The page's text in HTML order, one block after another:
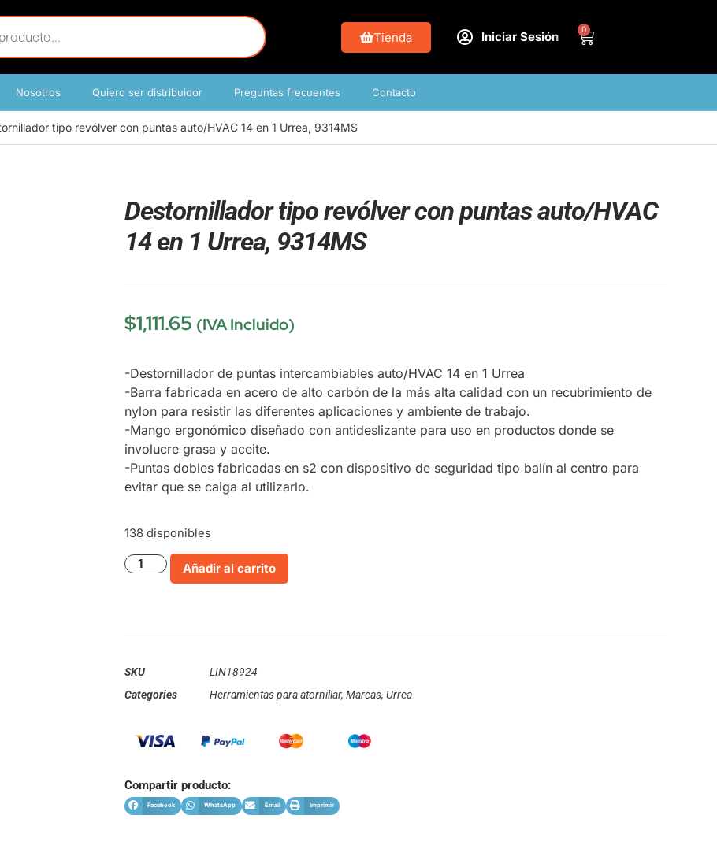
Tienda Iniciar Sesión
0
Nosotros Quiero ser distribuidor Preguntas frecuentes Contacto
tipo revólver con puntas auto/HVAC 14 en 1 Urrea, 9314MS
Destornillador tipo revólver con puntas auto/HVAC
14 en 1 Urrea, 9314MS
$1,111.65 (IVA Incluido)
-Destornillador de puntas intercambiables auto/HVAC 14 en 1 Urrea
-Barra fabricada en acero de alto carbón de la más alta calidad con un recubrimiento de
nylon para resistir las diferentes aplicaciones y ambiente de trabajo.
-Mango ergonómico diseñado con antideslizante para uso en productos donde se
involucre grasa y aceite.
-Puntas dobles fabricadas en s2 con dispositivo de seguridad tipo balín al centro para
evitar que se caiga al utilizarlo.
138 disponibles
Añadir al carrito
SKU
LIN18924
Categories
Herramientas para atornillar, Marcas, Urrea
Compartir producto:
Facebook WhatsApp Email Imprimir